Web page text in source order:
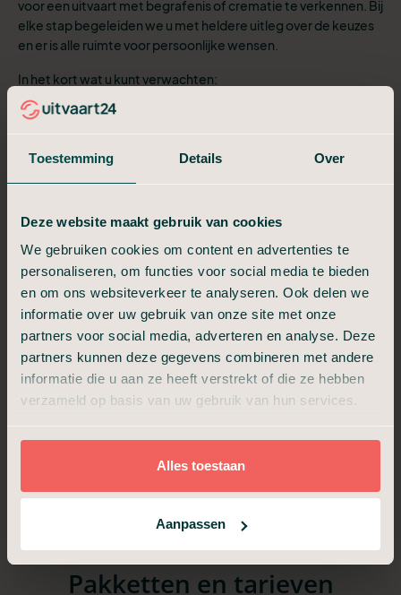
Toestemming Details Over
Deze website maakt gebruik van cookies
We gebruiken cookies om content en advertenties te
personaliseren, om functies voor social media te bieden
en om ons websiteverkeer te analyseren. Ook delen we
informatie over uw gebruik van onze site met onze
partners voor social media, adverteren en analyse. Deze
partners kunnen deze gegevens combineren met andere
informatie die u aan ze heeft verstrekt of die ze hebben
verzameld op basis van uw gebruik van hun services.
Alles toestaan
Aanpassen
voor een uitvaart met begrafenis of crematie te verkennen. Bij
elke stap begeleiden we u met heldere uitleg over de keuzes
en er is alle ruimte voor persoonlijke wensen.
In het kort wat u kunt verwachten:
1
Onze uitvaartadviseur geeft inzicht in keuzes
en kosten
3 De uitvaartwensen worden vastgelegd
4
Als iemand is overleden, geeft u dit aan ons
door
5
De persoon die is overleden wordt door ons
zorgteam verzorgd en opgebaard
6 We bespreken de dag van de uitvaart
7
Pakketten en tarieven